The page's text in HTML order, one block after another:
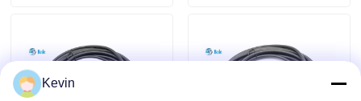
Solicitar una cita
Conector de aviación GX
Kevin